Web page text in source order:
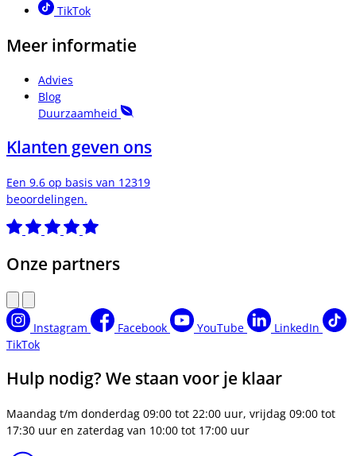
TikTok
Meer informatie
Advies
Blog
Duurzaamheid
Klanten geven ons
Een 9.6 op basis van 12319
beoordelingen.
Onze partners
Instagram Facebook YouTube
LinkedIn
TikTok
Hulp nodig? We staan voor je klaar
Maandag t/m donderdag 09:00 tot 22:00 uur, vrijdag 09:00 tot
17:30 uur en zaterdag van 10:00 tot 17:00 uur